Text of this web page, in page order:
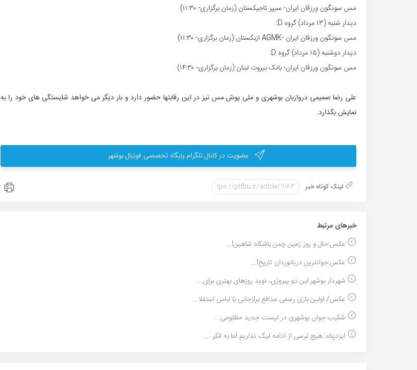
مس سونگون ورزقان ایران- سیپر تاجیکستان (زمان برگزاری- ۱۱:۳۰)
دیدار‌ شنبه (۱۳ مرداد) گروه D:
مس سونگون ورزقان ایران -AGMK ازبکستان (زمان برگزاری- ۱۱:۳۰)
دیدار‌ دوشنبه (۱۵ مرداد) گروه D:
مس سونگون ورزقان ایران- بانک بیروت لبنان (زمان برگزاری- ۱۴:۳۰)
علی رضا صمیمی دروازبان بوشهری و ملی پوش مس نیز در این رقابتها حضور دارد و بار دیگر می خواهد شایستگی های خود را به
نمایش بگذارد.
عضویت در کانال تلگرام پایگاه تخصصی فوتبال بوشهر
لینک کوتاه خبر
خبر‌های مرتبط
عکس:حال و روز زمین چمن باشگاه شاهین!...
عکس:جوانترین دریانوردان تاریخ!...
شهردار بوشهر:این دو پیروزی، نوید روزهای بهتری برای...
عکس/ اولین بازی رسمی مدافع برازجانی با لباس استقلا...
شکیب جوان بوشهری در لیست جدید مظلومی...
ایزدپناه: هیچ ترسی از ادامه لیگ نداریم اما به فکر ...